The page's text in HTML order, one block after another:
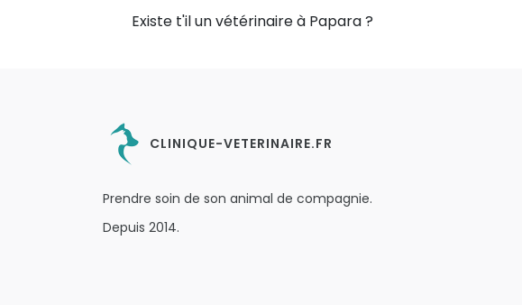
Existe t'il un vétérinaire à Papara ?
CLINIQUE-VETERINAIRE.FR
Prendre soin de son animal de compagnie.
Depuis 2014.